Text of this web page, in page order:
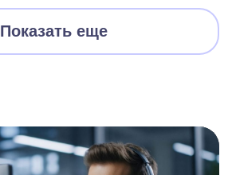
Показать еще